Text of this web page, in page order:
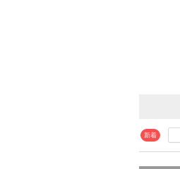
新着